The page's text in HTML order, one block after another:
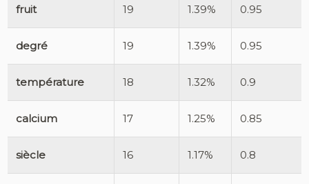
fruit 19 1.39% 0.95
degré 19 1.39% 0.95
température 18 1.32% 0.9
calcium 17 1.25% 0.85
siècle 16 1.17% 0.8